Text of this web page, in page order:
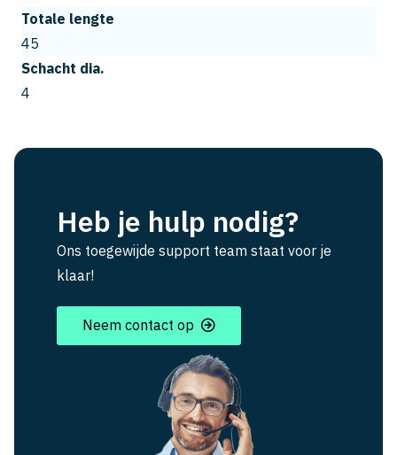
Totale lengte
45
Schacht dia.
4
Heb je hulp nodig?
Ons toegewijde support team staat voor je
klaar!
Neem contact op